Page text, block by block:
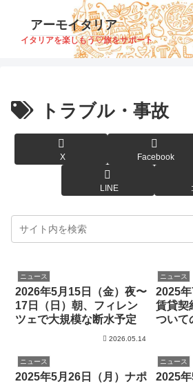
アーモイタリア
イタリアを楽しもう♡旅をサポート
トラブル・事故
X Facebook
LINE
ニュース
2026年5月15日（金）夜〜
17日（日）朝、フィレン
ツェで大規模な断水予定
2026.05.14
ニュース
2025
賃貸契
ついて
ニュース
2025年5月26日（月）ナポ
ニュース
2025